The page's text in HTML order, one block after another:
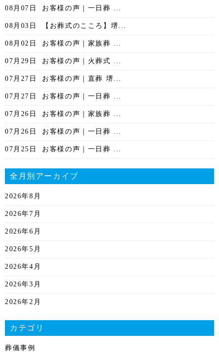
08月07日 お客様の声｜一日葬 ...
08月03日 【お葬式のこころ】堺...
08月02日 お客様の声｜家族葬 ...
07月29日 お客様の声｜火葬式 ...
07月27日 お客様の声｜直葬 堺...
07月27日 お客様の声｜一日葬 ...
07月26日 お客様の声｜家族葬 ...
07月26日 お客様の声｜一日葬 ...
07月25日 お客様の声｜一日葬 ...
全月別アーカイブ
2026年8月
2026年7月
2026年6月
2026年5月
2026年4月
2026年3月
2026年2月
2026年1月
2025年12月
カテゴリ
葬儀事例